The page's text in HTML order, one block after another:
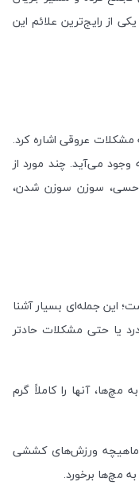
از رایج‌ترین علائم این
عروقی اشاره کرد.
می‌آید. چند مورد از
سوزن سوزن شدن،
این جمله‌ای بسیار آشنا
درد یا حتی مشکلات حادتر
آنها را کاملاً گرم
ماهیچه ورزش‌های کششی
مچ‌ها برخورد.